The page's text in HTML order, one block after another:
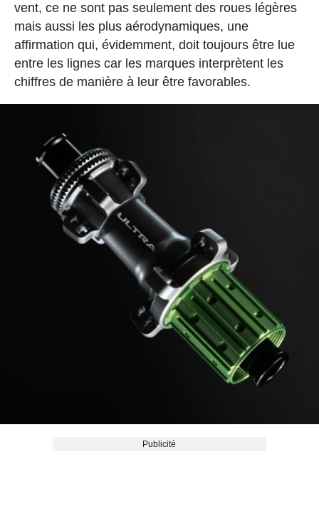
vent, ce ne sont pas seulement des roues légères
mais aussi les plus aérodynamiques, une
affirmation qui, évidemment, doit toujours être lue
entre les lignes car les marques interprètent les
chiffres de manière à leur être favorables.
Publicité